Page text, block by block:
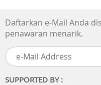
Daftarkan e-Mail Anda
penawaran menarik.
SUPPORTED BY :